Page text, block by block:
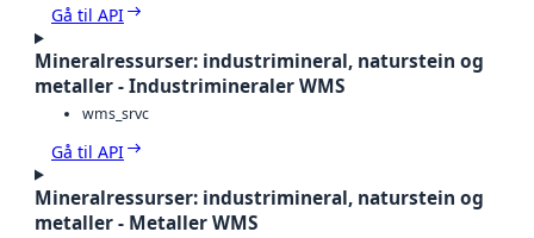
Gå til API
Mineralressurser: industrimineral, naturstein og
metaller - Industrimineraler WMS
wms_srvc
Gå til API
Mineralressurser: industrimineral, naturstein og
metaller - Metaller WMS